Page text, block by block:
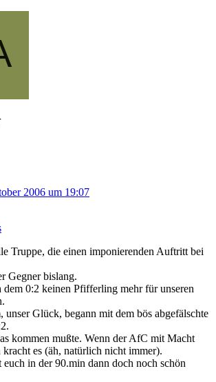
2006 um 19:07
Truppe, die einen imponierenden Auftritt bei
Gegner bislang.
dem 0:2 keinen Pfifferling mehr für unseren
unser Glück, begann mit dem bös abgefälschte
kommen mußte. Wenn der AfC mit Macht
kracht es (äh, natürlich nicht immer).
in der 90.min dann doch noch schön